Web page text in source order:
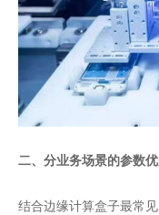
二、分业务场景的参数
结合边缘计算盒子最常